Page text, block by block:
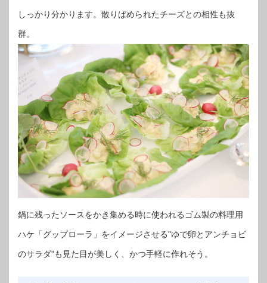
しっかり分かります。散りばめられたチーズとの相性も抜
群。
鍋に残ったソースをかき集める時に使われるゴム製の料理用
ハケ「グッブローラ」をイメージさせる"ゆで卵とアンチョビ
のサラダ"も見た目が美しく、かつ手軽に作れそう。